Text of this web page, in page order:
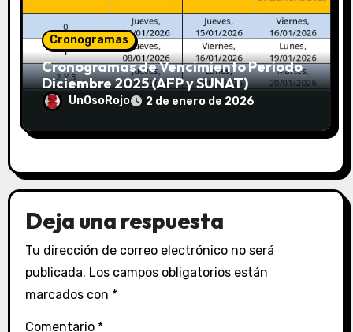
Cronogramas
Cronogramas de Vencimiento Periodo
Diciembre 2025 (AFP y SUNAT)
UnOsoRojo 2 de enero de 2026
Deja una respuesta
Tu dirección de correo electrónico no será
publicada. Los campos obligatorios están
marcados con *
Comentario *